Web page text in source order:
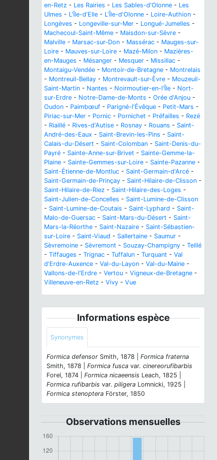
en-Retz - Les Rairies - Les Sables-d'Olonne - Les
Ulmes - L'Île-d'Elle - L'Île-d'Olonne - Loire-Authion -
Longèves - Longeville-sur-Mer - Longué-Jumelles -
Machecoul-Saint-Même - Maisdon-sur-Sèvre -
Malville - Marsac-sur-Don - Massérac - Mauges-sur-
Loire - Mauves-sur-Loire - Mazé-Milon - Mazières-
en-Mauges - Mésanger - Mesquer - Missillac -
Montaigu-Vendée - Montoir-de-Bretagne - Montrelais
- Montreuil-Bellay - Montrevault-sur-Èvre - Mouzeuil-
Saint-Martin - Nantes - Noirmoutier-en-l'Île - Nort-
sur-Erdre - Notre-Dame-de-Monts - Orée d'Anjou -
Oudon - Paimbœuf - Parigné-l'Évêque - Petit-Mars -
Piriac-sur-Mer - Pornic - Pornichet - Préfailles - Rezé
- Riaillé - Rives-d'Autise - Rosnay - Rouans - Saint-
André-des-Eaux - Saint-Brevin-les-Pins - Saint-
Calais-du-Désert - Saint-Colomban - Saint-Denis-du-
Payré - Sainte-Anne-sur-Brivet - Sainte-Gemme-la-
Plaine - Sainte-Gemmes-sur-Loire - Sainte-Pazanne -
Saint-Étienne-de-Montluc - Saint-Germain-d'Arcé -
Saint-Germain-de-Prinçay - Saint-Hilaire-de-Clisson -
Saint-Hilaire-de-Riez - Saint-Hilaire-des-Loges -
Saint-Julien-de-Concelles - Saint-Lumine-de-Clisson
- Saint-Lumine-de-Coutais - Saint-Lyphard - Saint-
Malo-de-Guersac - Saint-Mars-du-Désert - Saint-
Mars-la-Réorthe - Saint-Nazaire - Saint-Sébastien-
sur-Loire - Saint-Viaud - Sallertaine - Saumur -
Sèvremoine - Sèvremont - Souzay-Champigny - Teillé
- Tiffauges - Trignac - Tuffalun - Turquant - Val
d'Erdre-Auxence - Val-du-Layon - Val-du-Maine -
Vallons-de-l'Erdre - Vertou - Vigneux-de-Bretagne -
Villeneuve-en-Retz - Vivy - Vue
Informations espèce
Synonymes
Formica defensor Smith, 1878 | Formica fraterna
Smith, 1878 | Formica fusca var. cinereorufibarbis
Forel, 1874 | Formica nicaeensis Leach, 1825 |
Formica rufibarbis var. piligera Lomnicki, 1925 |
Formica stenoptera Förster, 1850
Observations mensuelles